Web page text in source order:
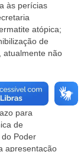
às perícias
atópica;
de
atualmente não
e o
de
para
de
Poder
apresentação